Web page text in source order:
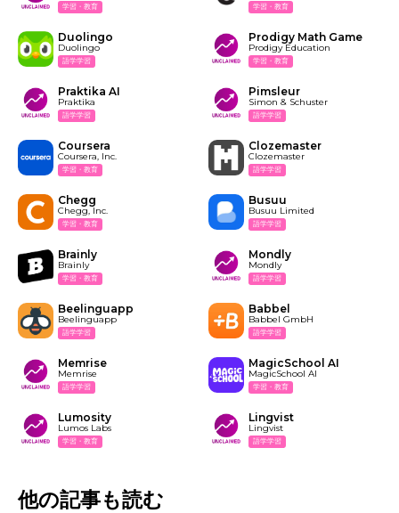
学習・教育 学習・教育
Duolingo
Duolingo
語学学習
Prodigy Math Game
Prodigy Education
学習・教育
Praktika AI
Praktika
語学学習
Pimsleur
Simon & Schuster
語学学習
Coursera
Coursera, Inc.
学習・教育
Clozemaster
Clozemaster
語学学習
Chegg
Chegg, Inc.
学習・教育
Busuu
Busuu Limited
語学学習
Brainly
Brainly
学習・教育
Mondly
Mondly
語学学習
Beelinguapp
Beelinguapp
語学学習
Babbel
Babbel GmbH
語学学習
Memrise
Memrise
語学学習
MagicSchool AI
MagicSchool AI
学習・教育
Lumosity
Lumos Labs
学習・教育
Lingvist
Lingvist
語学学習
他の記事も読む